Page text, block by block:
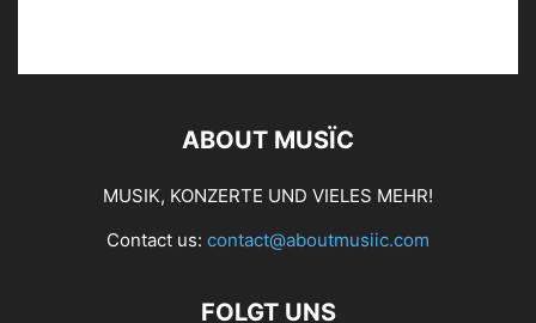
ABOUT MUSÏC
MUSIK, KONZERTE UND VIELES MEHR!
Contact us: contact@aboutmusiic.com
FOLGT UNS